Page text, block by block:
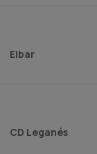
Eibar
CD Leganés